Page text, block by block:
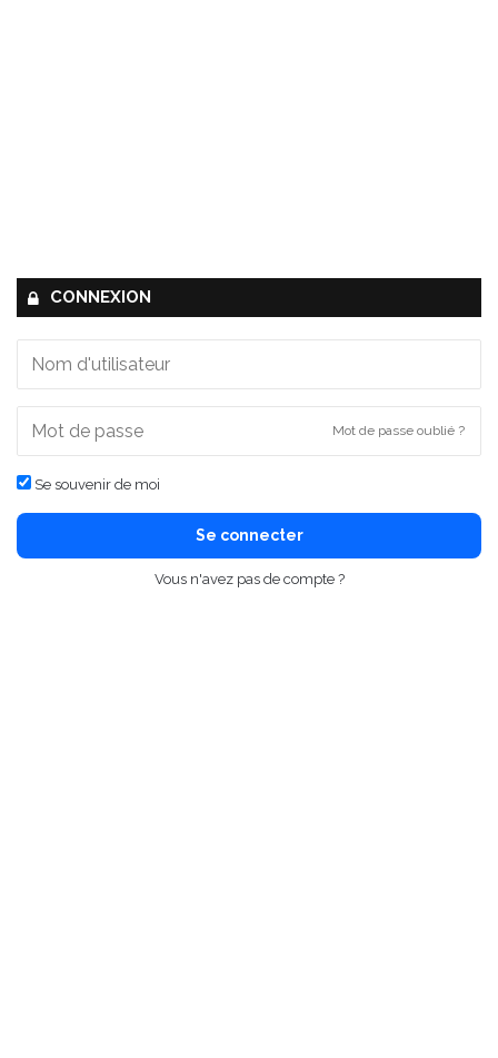
CONNEXION
Mot de passe oublié ?
Se souvenir de moi
Se connecter
Vous n'avez pas de compte ?